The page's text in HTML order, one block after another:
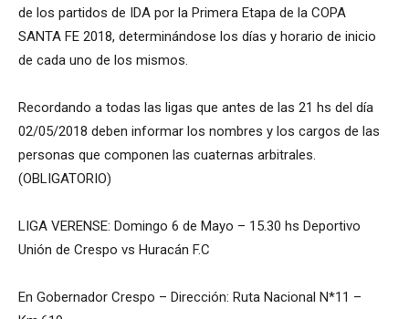
de los partidos de IDA por la Primera Etapa de la COPA
SANTA FE 2018, determinándose los días y horario de inicio
de cada uno de los mismos.
Recordando a todas las ligas que antes de las 21 hs del día
02/05/2018 deben informar los nombres y los cargos de las
personas que componen las cuaternas arbitrales.
(OBLIGATORIO)
LIGA VERENSE: Domingo 6 de Mayo – 15.30 hs Deportivo
Unión de Crespo vs Huracán F.C
En Gobernador Crespo – Dirección: Ruta Nacional N*11 –